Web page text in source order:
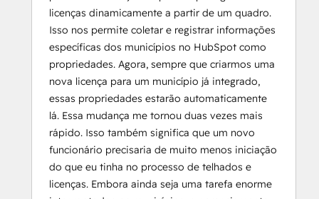
licenças dinamicamente a partir de um quadro.
Isso nos permite coletar e registrar informações
específicas dos municípios no HubSpot como
propriedades. Agora, sempre que criarmos uma
nova licença para um município já integrado,
essas propriedades estarão automaticamente
lá. Essa mudança me tornou duas vezes mais
rápido. Isso também significa que um novo
funcionário precisaria de muito menos iniciação
do que eu tinha no processo de telhados e
licenças. Embora ainda seja uma tarefa enorme